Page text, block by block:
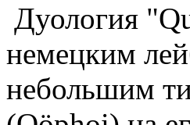
Дуология
немецким
небольшим